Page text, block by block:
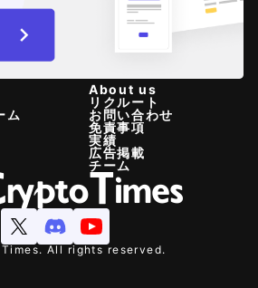
ム
About us
リクルート
お問い合わせ
免責事項
実績
広告掲載
チーム
All rights reserved.